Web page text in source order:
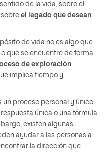
de la vida, sobre el
sobre el legado que desean
de vida no es algo que
que se encuentre de forma
de exploración
implica tiempo y
un proceso personal y único
única o una fórmula
existen algunas
ayudar a las personas a
la dirección que